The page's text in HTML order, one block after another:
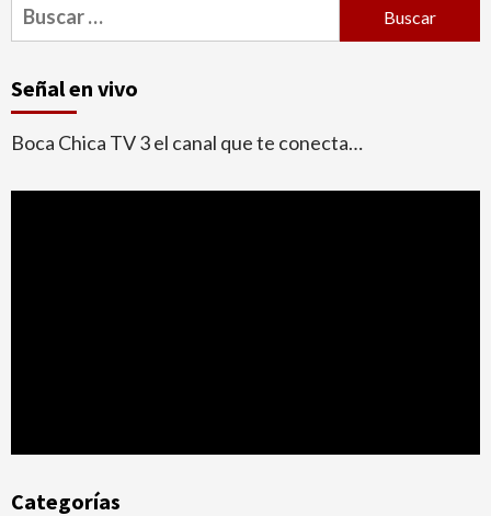
Buscar:
Señal en vivo
Boca Chica TV 3 el canal que te conecta…
Categorías